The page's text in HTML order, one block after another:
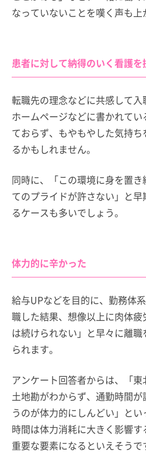
なっていないことを嘆く声も上
患者に対して納得のいく看護を
転職先の理念などに共感して入
ホームページなどに書かれて
ておらず、もやもやした気持
るかもしれません。
同時に、「この環境に身を置
てのプライドが許さない」と
るケースも多いでしょう。
体力的に辛かった
給与UPなどを目的に、勤務体
職した結果、想像以上に肉体
は続けられない」と早々に離
られます。
アンケート回答者からは、「
土地勘がわからず、通勤時間
うのが体力的にしんどい」と
時間は体力消耗に大きく影響
重要な要素になるといえそうで